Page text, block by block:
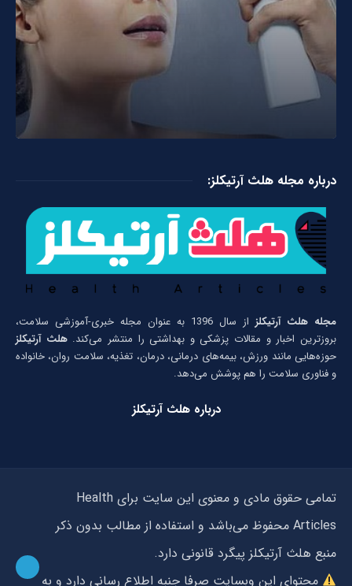
درباره مجله هلث آرتیکلز:
مجله هلث آرتیکلز
از سال 1396 به عنوان مجله خبری-آموزشی سلامت،
بروزترین اخبار و مقالات پزشکی و بهداشتی را منتشر می‌کند.هلث آرتیکلز
حوزه‌هایی مانند ورزش، بیمه‌های درمانی، درمان، تغذیه، سلامت روان، خانواده
و فناوری سلامت را هم پوشش می‌دهد.
درباره هلث آرتیکلز
تمامی حقوق مادی و معنوی این سایت برای Health
Articles محفوظ می‌باشد و استفاده از مطالب بدون ذکر
منبع هلث آرتیکلز پیگرد قانونی دارد.
محتوای این وبسایت صرفا جنبه اطلاع رسانی دارد و به